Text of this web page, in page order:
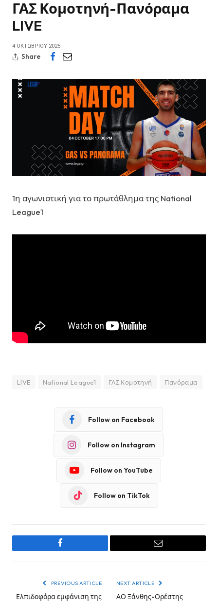
ΓΑΣ Κομοτηνή-Πανόραμα
LIVE
4 ΟΚΤΩΒΡΊΟΥ 2025
Share
1η αγωνιστική για το πρωτάθλημα της National
League1
LIVE National League1 ΓΑΣ Κομοτηνή Πανόραμα
Follow on Facebook
Follow on Instagram
Follow on YouTube
Follow on TikTok
Facebook Email
PREVIOUS ARTICLE
Ελπιδοφόρα εμφάνιση της
NEXT ARTICLE
ΑΟ Ξάνθης-Ορέστης